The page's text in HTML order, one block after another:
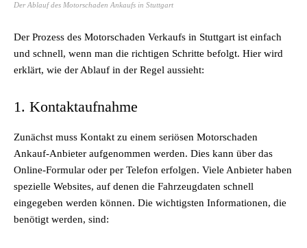
Der Ablauf des Motorschaden Ankaufs in Stuttgart
Der Prozess des Motorschaden Verkaufs in Stuttgart ist einfach
und schnell, wenn man die richtigen Schritte befolgt. Hier wird
erklärt, wie der Ablauf in der Regel aussieht:
1. Kontaktaufnahme
Zunächst muss Kontakt zu einem seriösen Motorschaden
Ankauf-Anbieter aufgenommen werden. Dies kann über das
Online-Formular oder per Telefon erfolgen. Viele Anbieter haben
spezielle Websites, auf denen die Fahrzeugdaten schnell
eingegeben werden können. Die wichtigsten Informationen, die
benötigt werden, sind: